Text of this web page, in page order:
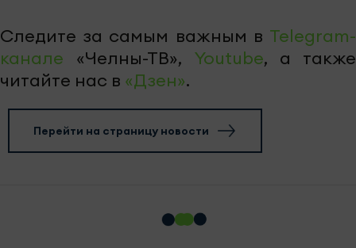
Следите за самым важным в Telegram-
канале «Челны-ТВ», Youtube, а также
читайте нас в «Дзен».
Перейти на страницу новости